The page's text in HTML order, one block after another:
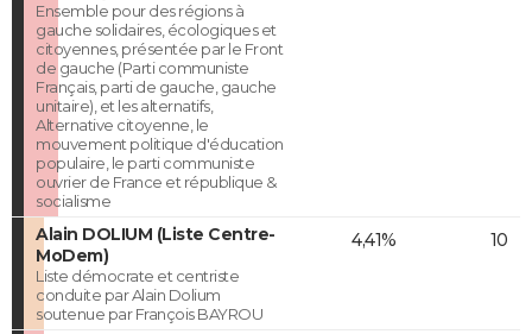
Ensemble pour des régions à
gauche solidaires, écologiques et
citoyennes, présentée par le Front
de gauche (Parti communiste
Français, parti de gauche, gauche
unitaire), et les alternatifs,
Alternative citoyenne, le
mouvement politique d'éducation
populaire, le parti communiste
ouvrier de France et république &
socialisme
Alain DOLIUM (Liste Centre-
MoDem)
Liste démocrate et centriste
conduite par Alain Dolium
soutenue par François BAYROU
4,41% 10